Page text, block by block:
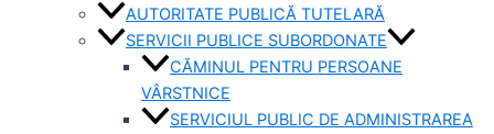
AUTORITATE PUBLICĂ TUTELARĂ
SERVICII PUBLICE SUBORDONATE
CĂMINUL PENTRU PERSOANE
VÂRSTNICE
SERVICIUL PUBLIC DE ADMINISTRAREA